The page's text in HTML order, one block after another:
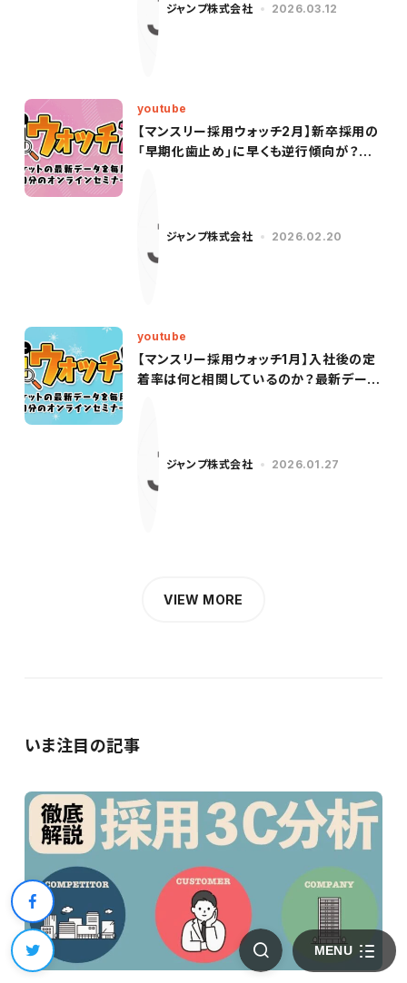
ジャンプ株式会社 2026.03.12
youtube
【マンスリー採用ウォッチ2月】新卒採用の
「早期化歯止め」に早くも逆行傾向が？最
ジャンプ株式会社 2026.02.20
youtube
【マンスリー採用ウォッチ1月】入社後の定
着率は何と相関しているのか？最新データ
ジャンプ株式会社 2026.01.27
VIEW MORE
いま注目の記事
MENU